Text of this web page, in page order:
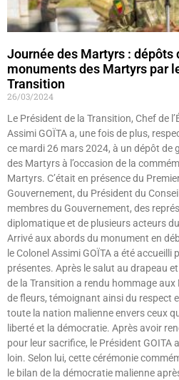
Journée des Martyrs : dépôts
monuments des Martyrs par
Transition
26/03/2024
Le Président de la Transition, Chef de
Assimi GOÏTA a, une fois de plus,
ce mardi 26 mars 2024, à un dépôt de
des Martyrs à l’occasion de la
Martyrs. C’était en présence du
Gouvernement, du Président du
membres du Gouvernement, des
diplomatique et de plusieurs acteurs
Arrivé aux abords du monument en
le Colonel Assimi GOÏTA a été
présentes. Après le salut au drapeau
de la Transition a rendu hommage
de fleurs, témoignant ainsi du respect
toute la nation malienne envers ceux
liberté et la démocratie. Après avoir
pour leur sacrifice, le Président GOITA
loin. Selon lui, cette cérémonie
le bilan de la démocratie malienne